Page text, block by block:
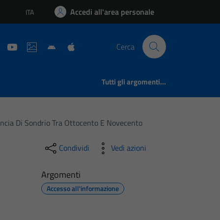
Lingua attiva:
ITA Accedi all'area personale
Cerca
Tutti gli argomenti...
Di Sondrio Tra Ottocento E Novecento
Condividi Vedi azioni
Argomenti
Accesso all'informazione